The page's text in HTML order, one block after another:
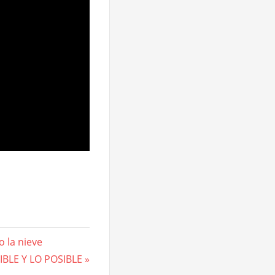
la nieve
Y LO POSIBLE